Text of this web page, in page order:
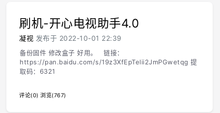
刷机-开心电视助手4.0
凝视 发布于 2022-10-01 22:39
备份固件 修改盒子 好用。 链接：
https://pan.baidu.com/s/19z3XfEpTelii2JmPGwetqg 提
取码：6321
评论(0) 浏览(767)